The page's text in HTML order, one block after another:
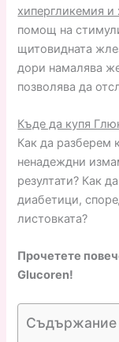
хипергликемия и
помощ на
щитовидната
дори намалява
позволява да
Къде да купя
Как да разберем
ненадеждни
резултати? Как
диабетици,
листовката?
Прочетете
Glucoren!
Съдържание